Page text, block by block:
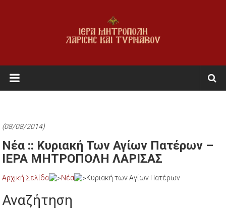
Ι.Μ.
Λαρίσης
Τυρνάβου
Εκκλησία
της
Ελλάδος
(08/08/2014)
Νέα :: Κυριακή Των Αγίων Πατέρων –
ΙΕΡΑ ΜΗΤΡΟΠΟΛΗ ΛΑΡΙΣΑΣ
Αρχική Σελίδα Νέα Κυριακή των Αγίων Πατέρων
Αναζήτηση